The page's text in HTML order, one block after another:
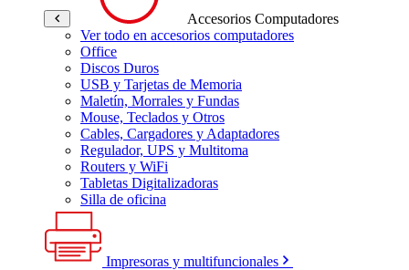
Accesorios Computadores
Ver todo en accesorios computadores
Office
Discos Duros
USB y Tarjetas de Memoria
Maletín, Morrales y Fundas
Mouse, Teclados y Otros
Cables, Cargadores y Adaptadores
Regulador, UPS y Multitoma
Routers y WiFi
Tabletas Digitalizadoras
Silla de oficina
Impresoras y multifuncionales